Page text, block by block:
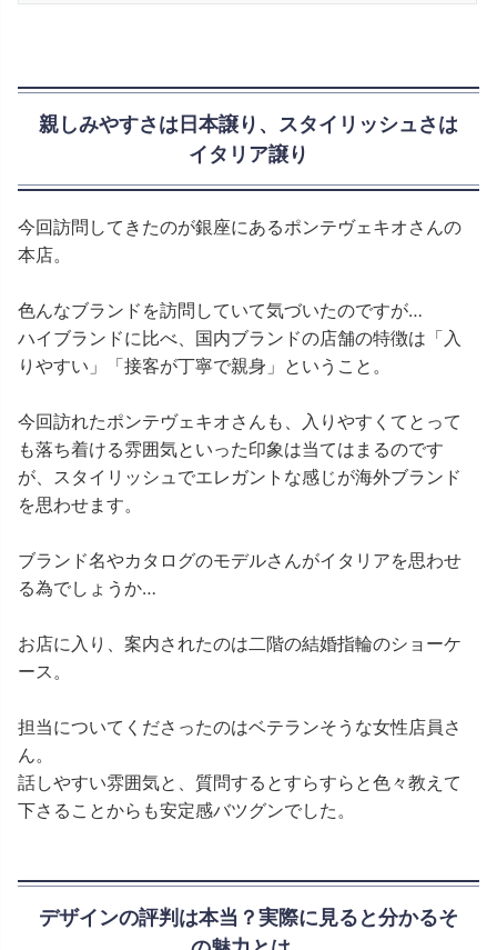
親しみやすさは日本譲り、スタイリッシュさは
イタリア譲り
今回訪問してきたのが銀座にあるポンテヴェキオさんの
本店。
色んなブランドを訪問していて気づいたのですが…
ハイブランドに比べ、国内ブランドの店舗の特徴は「入
りやすい」「接客が丁寧で親身」ということ。
今回訪れたポンテヴェキオさんも、入りやすくてとって
も落ち着ける雰囲気といった印象は当てはまるのです
が、スタイリッシュでエレガントな感じが海外ブランド
を思わせます。
ブランド名やカタログのモデルさんがイタリアを思わせ
る為でしょうか…
お店に入り、案内されたのは二階の結婚指輪のショーケ
ース。
担当についてくださったのはベテランそうな女性店員さ
ん。
話しやすい雰囲気と、質問するとすらすらと色々教えて
下さることからも安定感バツグンでした。
デザインの評判は本当？実際に見ると分かるそ